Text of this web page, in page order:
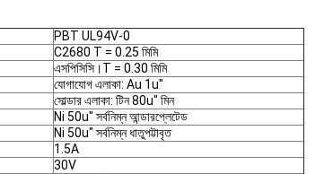
PBT UL94V-0
C2680 T = 0.25 মিমি
এসপিসিসি।T = 0.30 মিমি
যোগাযোগ এলাকা: Au 1u"
সোল্ডার এলাকা: টিন 80u" মিন
Ni 50u" সর্বনিম্ন আন্ডারপ্লেটেড
Ni 50u" সর্বনিম্ন ধাতুপট্টাবৃত
1.5A
30V